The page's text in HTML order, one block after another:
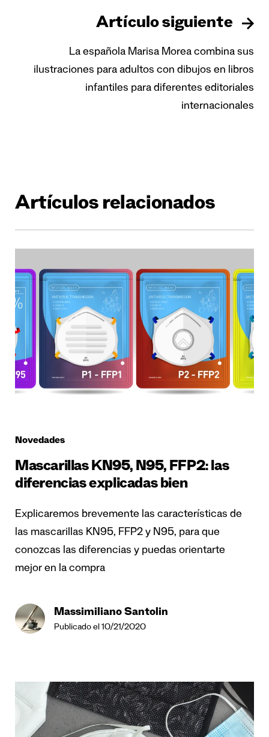
Artículo siguiente
La española Marisa Morea combina sus
ilustraciones para adultos con dibujos en libros
infantiles para diferentes editoriales
internacionales
Artículos relacionados
Novedades
Mascarillas KN95, N95, FFP2: las
diferencias explicadas bien
Explicaremos brevemente las características de
las mascarillas KN95, FFP2 y N95, para que
conozcas las diferencias y puedas orientarte
mejor en la compra
Massimiliano Santolin
Publicado el 10/21/2020